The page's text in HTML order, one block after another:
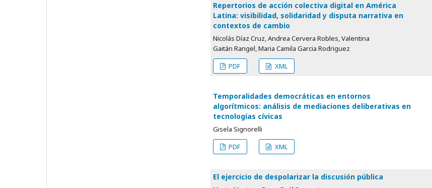
Repertorios de acción colectiva digital en América
Latina: visibilidad, solidaridad y disputa narrativa en
contextos de cambio
Nicolás Díaz Cruz, Andrea Cervera Robles, Valentina
Gaitán Rangel, Maria Camila Garcia Rodriguez
PDF
XML
Temporalidades democráticas en entornos
algorítmicos: análisis de mediaciones deliberativas en
tecnologías cívicas
Gisela Signorelli
PDF
XML
El ejercicio de despolarizar la discusión pública